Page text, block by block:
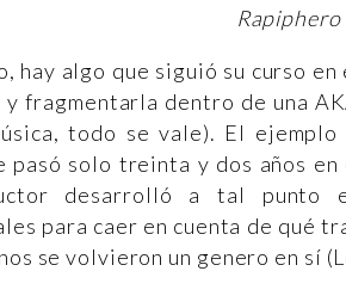
hay algo que siguió su curso
y fragmentarla dentro de una
todo se vale). El
pasó solo treinta y dos años
desarrolló a tal punto
para caer en cuenta de qué
se volvieron un genero en sí